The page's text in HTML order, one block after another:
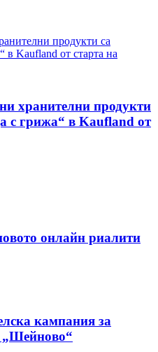
хранителни продукти
с грижа“ в Kaufland от
онлайн риалити
кампания за
„Шейново“